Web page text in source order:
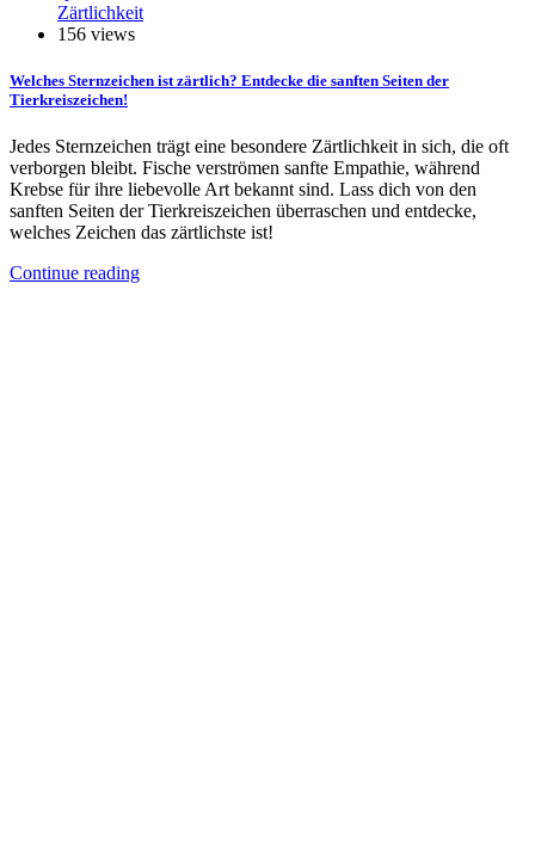
Zärtlichkeit
156 views
Welches Sternzeichen ist zärtlich? Entdecke die sanften Seiten der
Tierkreiszeichen!
Jedes Sternzeichen trägt eine besondere Zärtlichkeit in sich, die oft
verborgen bleibt. Fische verströmen sanfte Empathie, während
Krebse für ihre liebevolle Art bekannt sind. Lass dich von den
sanften Seiten der Tierkreiszeichen überraschen und entdecke,
welches Zeichen das zärtlichste ist!
Continue reading